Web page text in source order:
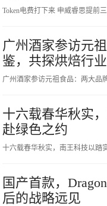
Token电费打下来 申威睿思提前
广州酒家参访元
鉴，共探烘焙行
广州酒家参访元祖食品：两大品
十六载春华秋实
赴绿色之约
十六载春华秋实，南王科技以踏
国产首款，
后的战略远见